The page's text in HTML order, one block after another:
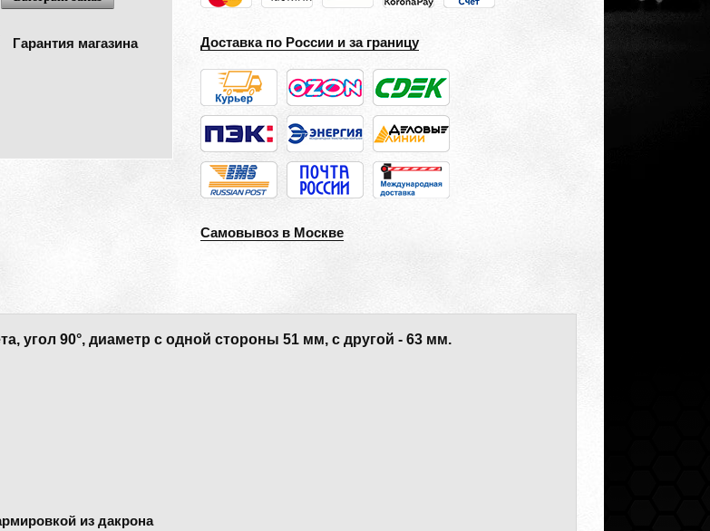
Гарантия магазина Доставка по России и за границу
Самовывоз в Москве
угол 90°, диаметр с одной стороны 51 мм, с другой - 63 мм.
из дакрона